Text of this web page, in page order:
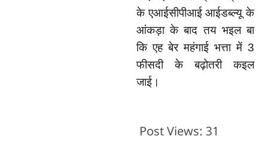
के एआईसीपीआई आईडब्ल्यू के
आंकड़ा के बाद तय भइल बा
कि एह बेर महंगाई भत्ता में 3
फीसदी के बढ़ोतरी कइल
जाई।
Post Views: 31